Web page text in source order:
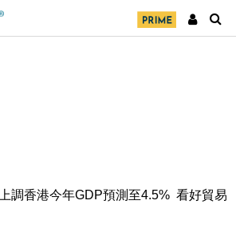
調香港今年GDP預測至4.5% 看好貿易